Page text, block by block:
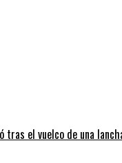
tras el vuelco de una